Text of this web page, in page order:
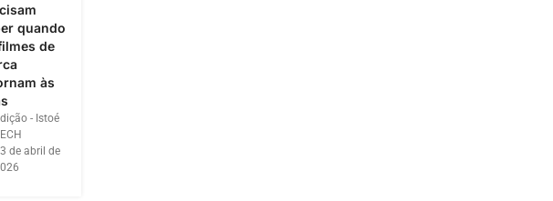
quando
de
às
- Istoé
de abril de